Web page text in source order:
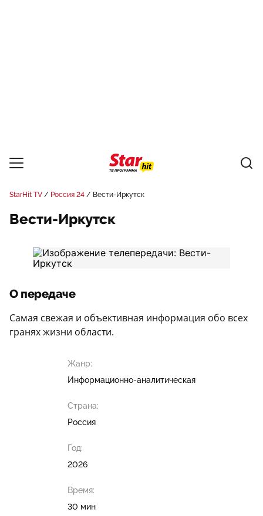
StarHit TV Россия 24 Вести-Иркутск
Вести-Иркутск
О передаче
Самая свежая и объективная информация обо всех
гранях жизни области.
Жанр:
Информационно-аналитическая
Страна:
Россия
Год:
2026
Время:
30 мин